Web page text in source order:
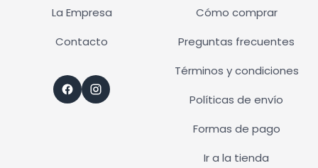
La Empresa
Contacto
Cómo comprar
Preguntas frecuentes
Términos y condiciones
Políticas de envío
Formas de pago
Ir a la tienda